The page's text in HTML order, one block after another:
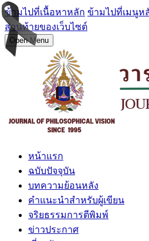
ข้ามไปที่เนื้อหาหลัก ข้ามไปที่เมนูห
ส่วนท้ายของเว็บไซต์
Open Menu
หน้าแรก
ฉบับปัจจุบัน
บทความย้อนหลัง
คำแนะนำสำหรับผู้เขียน
จริยธรรมการตีพิมพ์
ข่าวประกาศ